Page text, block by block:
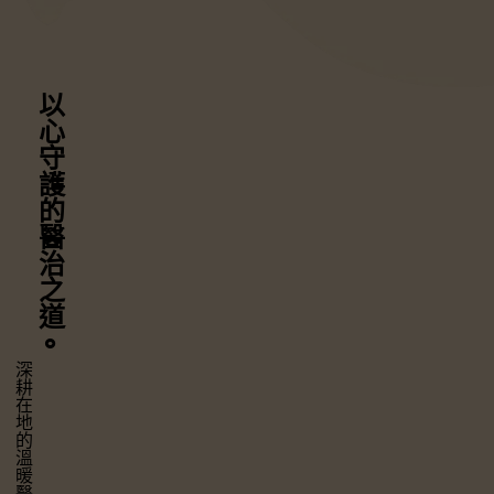
以心守護
的醫治之道
⚬
深耕在地的溫暖醫療，